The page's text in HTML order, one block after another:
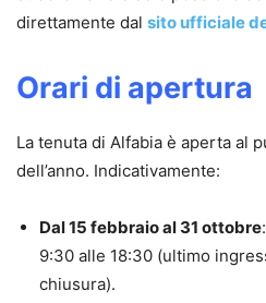
direttamente dal sito ufficiale
Orari di apertura
La tenuta di Alfabia è aperta al
dell’anno. Indicativamente:
Dal 15 febbraio al 31 ottobre
9:30 alle 18:30 (ultimo
chiusura).